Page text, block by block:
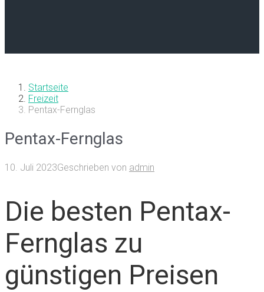
Startseite
Freizeit
Pentax-Fernglas
Pentax-Fernglas
10. Juli 2023Geschrieben von admin
Die besten Pentax-
Fernglas zu
günstigen Preisen